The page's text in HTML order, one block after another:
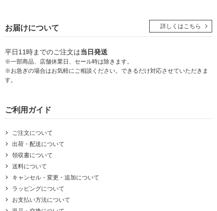
お届けについて
平日11時までのご注文は当日発送
※一部商品、店舗休業日、セール時は除きます。
※お急ぎの場合はお気軽にご相談ください。できるだけ対応させていただきま
す。
詳しくはこちら
ご利用ガイド
ご注文について
出荷・配送について
領収書について
送料について
キャンセル・変更・追加について
ラッピングについて
お支払い方法について